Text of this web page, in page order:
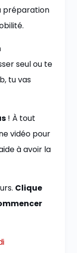
préparation
seul ou te
tu vas
! À tout
vidéo pour
à avoir la
Clique